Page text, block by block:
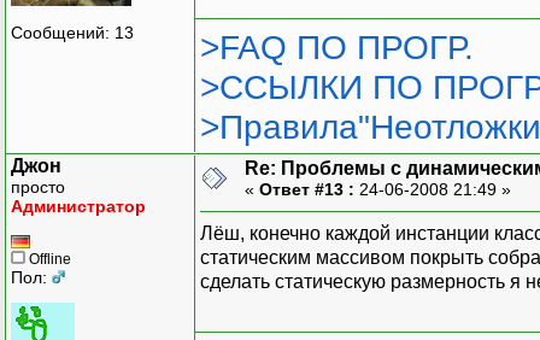
Сообщений: 13
>FAQ ПО ПРОГР.
>ССЫЛКИ ПО
Джон
просто
Администратор
Offline
Пол:
Re: Проблемы с
« Ответ #13 : 24-06-2008 21:49 »
Лёш, конечно каждой инстанции
статическим массивом покрыть
сделать статическую размерность я